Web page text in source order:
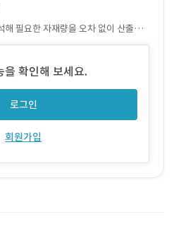
필요한 자재량을 오차 없이 산출합
적 관행을 근절하고 투명한 예산 수립
을 확인해 보세요.
로그인
회원가입